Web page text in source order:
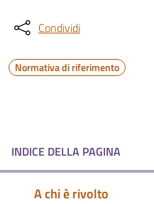
Condividi
Normativa di riferimento
INDICE DELLA PAGINA
A chi è rivolto